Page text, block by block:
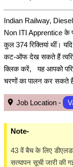
Indian Railway,
Non ITI Apprentice के
कुल 374 रिक्तियां थीं।
कट-ऑफ देख सकते हैं
क्लिक करें, यह आपको
चरणों का पालन कर सकते
Job Location -
Note-
43 वें बैच के लिए
सत्यापन सूची जारी की